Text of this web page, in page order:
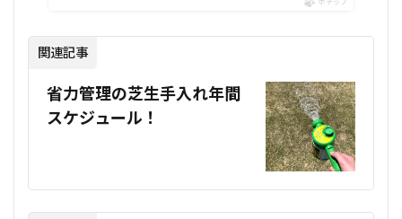
ポチップ
関連記事
省力管理の芝生手入れ年間
スケジュール！